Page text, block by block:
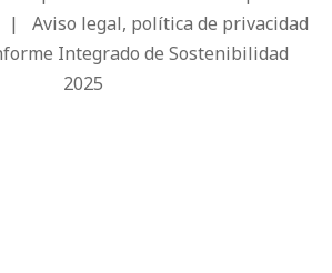
| Aviso legal, política de privacidad
Integrado de Sostenibilidad
2025